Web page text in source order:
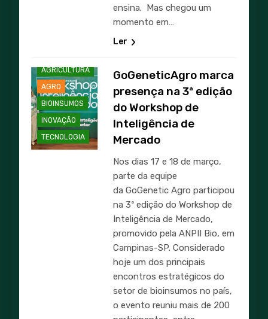
ensina. Mas chegou um
momento em…
Ler
AGRICULTURA
AGRO
BIOINSUMOS
INOVAÇÃO
TECNOLOGIA
GoGeneticAgro marca
presença na 3ª edição
do Workshop de
Inteligência de
Mercado
Nos dias 17 e 18 de março,
parte da equipe
da GoGenetic Agro participou
na 3ª edição do Workshop de
Inteligência de Mercado,
promovido pela ANPII Bio, em
Campinas-SP. Considerado
hoje um dos principais
encontros estratégicos do
setor de bioinsumos no país,
o evento reuniu mais de 200